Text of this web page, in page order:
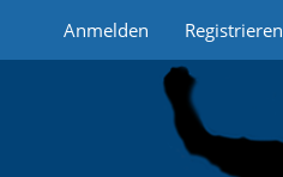
Anmelden Registrieren